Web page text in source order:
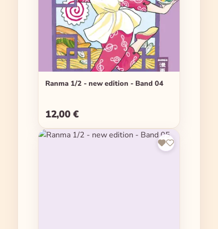
Ranma 1/2 - new edition - Band 04
Regulärer Preis:
12,00 €